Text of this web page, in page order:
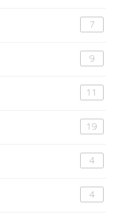
7
9
11
19
4
4